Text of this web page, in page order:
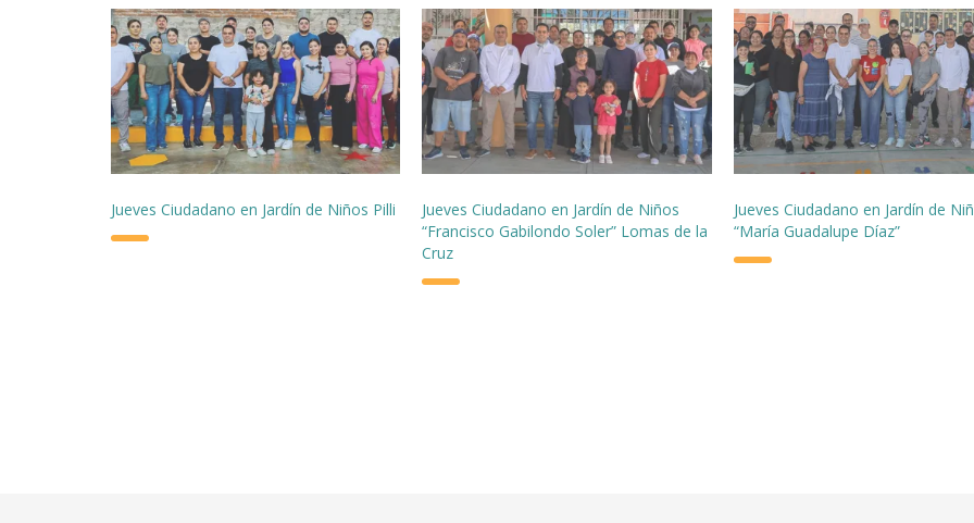
Jueves Ciudadano en Jardín de Niños Pilli
Jueves Ciudadano en Jardín de Niños
“Francisco Gabilondo Soler” Lomas de la
Cruz
Jueves Ciudadano en Jardín de
“María Guadalupe Díaz”